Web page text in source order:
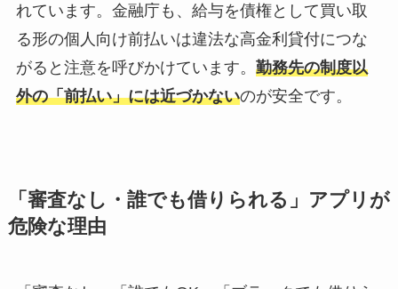
れています。金融庁も、給与を債権として買い取
る形の個人向け前払いは違法な高金利貸付につな
がると注意を呼びかけています。 勤務先の制度以
外の「前払い」には近づかないのが安全です。
「審査なし・誰でも借りられる」アプリが
危険な理由